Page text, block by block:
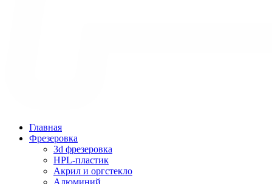
Главная
Фрезеровка
3d фрезеровка
HPL-пластик
Акрил и оргстекло